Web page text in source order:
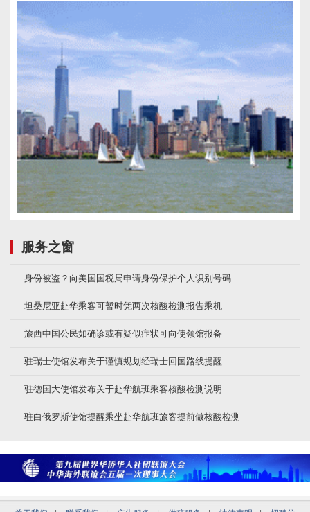
服务之窗
身份被盗？向美国国税局申请身份保护个人识别号码
坦桑尼亚赴华乘客可暂时凭两次核酸检测报告乘机
旅西中国公民如确诊或有疑似症状可向使领馆报备
驻瑞士使馆发布关于谨慎规划经瑞士回国路线提醒
驻德国大使馆发布关于赴华航班乘客核酸检测说明
驻白俄罗斯使馆提醒乘坐赴华航班旅客提前做核酸检测